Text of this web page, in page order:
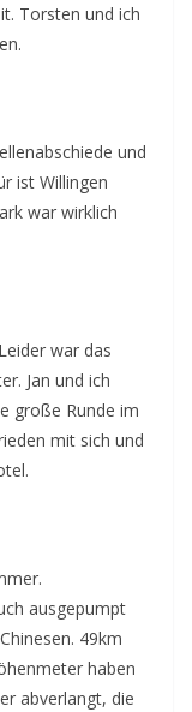
Torsten und ich
und
ist Willingen
war wirklich
war das
Jan und ich
große Runde im
mit sich und
ausgepumpt
49km
haben
abverlangt, die